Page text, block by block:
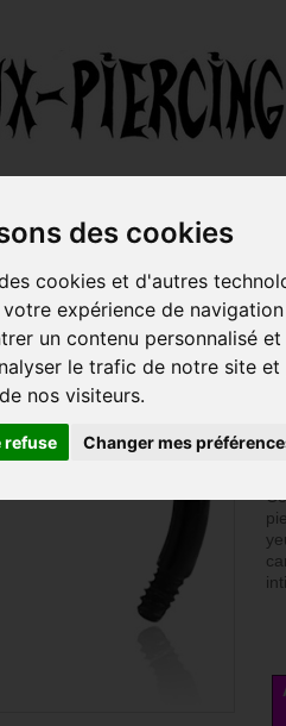
des cookies
cookies et d'autres
expérience de
un contenu personnalisé
le trafic de notre site
nos visiteurs.
refuse Changer mes
1,2 mm BKMCB-PINS